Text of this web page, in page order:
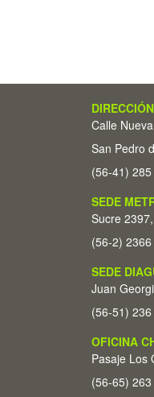
Calle
San Pedro
(56-41)
SEDE
Sucre
(56-2)
SEDE
Juan
(56-51)
OFICINA
Pasaje Los
(56-65)